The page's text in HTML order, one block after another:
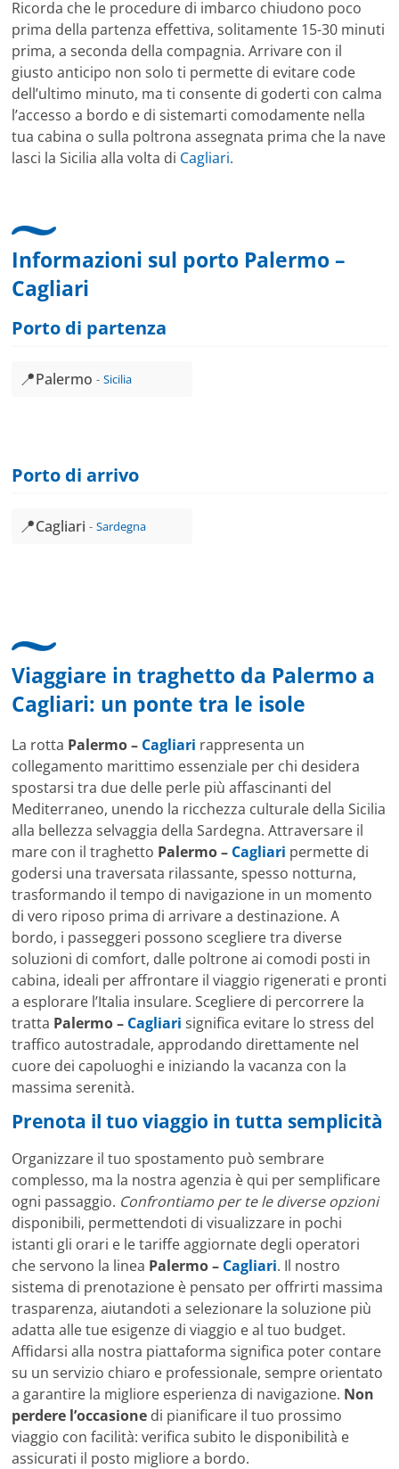
Ricorda che le procedure di imbarco chiudono poco
prima della partenza effettiva, solitamente 15-30 minuti
prima, a seconda della compagnia. Arrivare con il
giusto anticipo non solo ti permette di evitare code
dell’ultimo minuto, ma ti consente di goderti con calma
l’accesso a bordo e di sistemarti comodamente nella
tua cabina o sulla poltrona assegnata prima che la nave
lasci la Sicilia alla volta di Cagliari.
Informazioni sul porto Palermo –
Cagliari
Porto di partenza
📍Palermo Sicilia
Porto di arrivo
📍Cagliari Sardegna
Viaggiare in traghetto da Palermo a
Cagliari: un ponte tra le isole
La rotta Palermo – Cagliari rappresenta un
collegamento marittimo essenziale per chi desidera
spostarsi tra due delle perle più affascinanti del
Mediterraneo, unendo la ricchezza culturale della Sicilia
alla bellezza selvaggia della Sardegna. Attraversare il
mare con il traghetto Palermo – Cagliari permette di
godersi una traversata rilassante, spesso notturna,
trasformando il tempo di navigazione in un momento
di vero riposo prima di arrivare a destinazione. A
bordo, i passeggeri possono scegliere tra diverse
soluzioni di comfort, dalle poltrone ai comodi posti in
cabina, ideali per affrontare il viaggio rigenerati e pronti
a esplorare l’Italia insulare. Scegliere di percorrere la
tratta Palermo – Cagliari significa evitare lo stress del
traffico autostradale, approdando direttamente nel
cuore dei capoluoghi e iniziando la vacanza con la
massima serenità.
Prenota il tuo viaggio in tutta semplicità
Organizzare il tuo spostamento può sembrare
complesso, ma la nostra agenzia è qui per semplificare
ogni passaggio. Confrontiamo per te le diverse opzioni
disponibili, permettendoti di visualizzare in pochi
istanti gli orari e le tariffe aggiornate degli operatori
che servono la linea Palermo – Cagliari. Il nostro
sistema di prenotazione è pensato per offrirti massima
trasparenza, aiutandoti a selezionare la soluzione più
adatta alle tue esigenze di viaggio e al tuo budget.
Affidarsi alla nostra piattaforma significa poter contare
su un servizio chiaro e professionale, sempre orientato
a garantire la migliore esperienza di navigazione. Non
perdere l’occasione di pianificare il tuo prossimo
viaggio con facilità: verifica subito le disponibilità e
assicurati il posto migliore a bordo.